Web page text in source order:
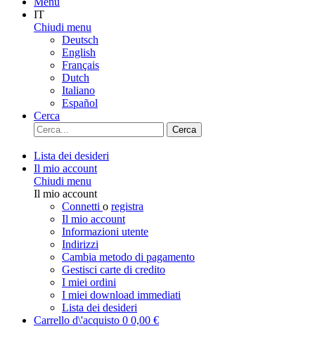
IT
Chiudi menu
Deutsch
English
Français
Dutch
Italiano
Español
Cerca
Cerca
Lista dei desideri
Il mio account
Chiudi menu
Il mio account
Connetti o registra
Il mio account
Informazioni utente
Indirizzi
Cambia metodo di pagamento
Gestisci carte di credito
I miei ordini
I miei download immediati
Lista dei desideri
Carrello d\'acquisto 0 0,00 €